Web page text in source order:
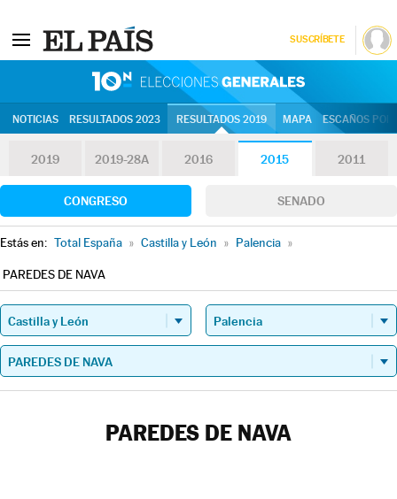
SUSCRÍBETE
NOTICIAS RESULTADOS 2023 RESULTADOS 2019 MAPA ESCAÑOS
2019 2019-28A 2016 2015 2011
CONGRESO SENADO
Estás en: Total España » Castilla y León » Palencia »
PAREDES DE NAVA
PAREDES DE NAVA